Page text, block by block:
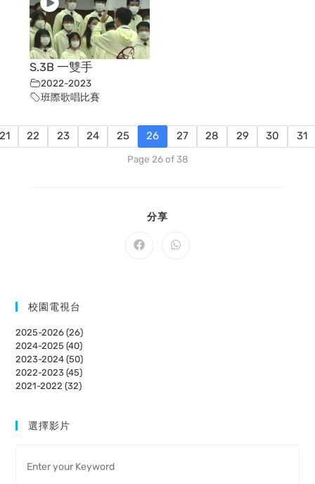
S.3B 一雙手
2022-2023
班際歌唱比賽
22 23 24 25 26 27 28 29 30 31
Page 26 of 38
分享
CONTENT
Opens
Opens
校園電視台
2025-2026 (26)
2024-2025 (40)
2023-2024 (50)
2022-2023 (45)
2021-2022 (32)
選擇影片